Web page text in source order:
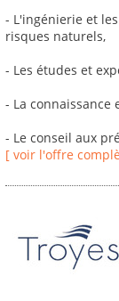
- L'ingénierie et
risques naturels,
- Les études et
- La connaissance
- Le conseil aux
[ voir l'offre